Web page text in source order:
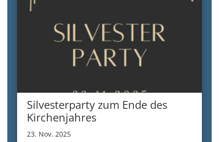
Silvesterparty zum Ende des
Kirchenjahres
23. Nov. 2025